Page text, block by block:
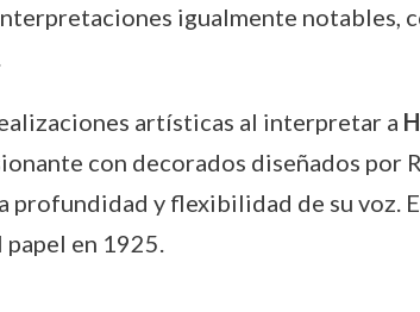
igualmente notables,
artísticas al interpretar a
con decorados diseñados por
y flexibilidad de su voz.
en 1925.